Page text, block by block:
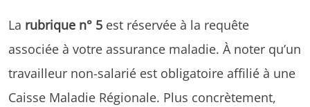
La rubrique n° 5 est réservée à la requête
associée à votre assurance maladie. À noter qu’un
travailleur non-salarié est obligatoire affilié à une
Caisse Maladie Régionale. Plus concrètement,